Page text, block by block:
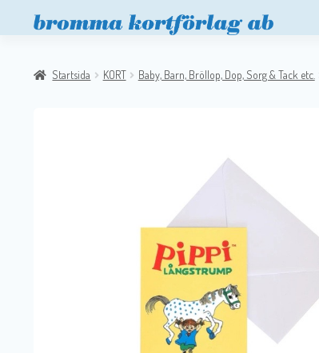
Startsida KORT Baby, Barn, Bröllop, Dop, Sorg & Tack etc.